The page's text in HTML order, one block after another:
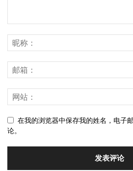
在我的浏览器中保存我的姓名，电子
论。